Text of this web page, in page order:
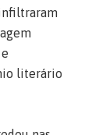
literário